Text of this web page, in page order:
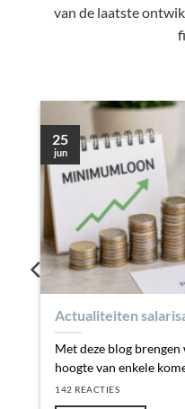
van de laatste
Actualiteiten
Met deze blog
hoogte van enkele
142 REACTIES
25
jun